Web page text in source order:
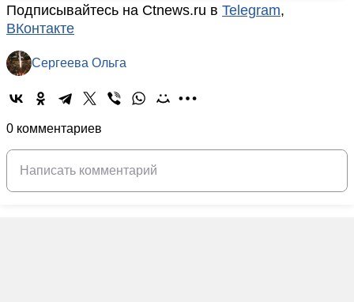
Подписывайтесь на Ctnews.ru в Telegram,
ВКонтакте
Сергеева Ольга
0 комментариев